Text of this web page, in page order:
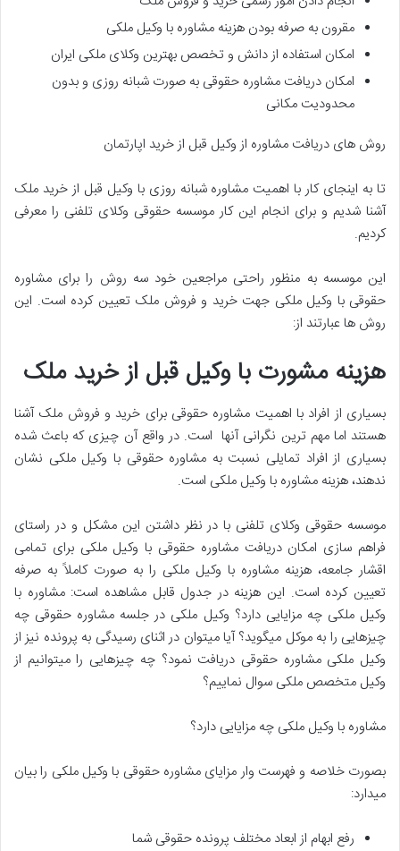
مقرون به صرفه بودن هزینه مشاوره با وکیل ملکی
امکان استفاده از دانش و تخصص بهترین وکلای ملکی ایران
امکان دریافت مشاوره حقوقی به صورت شبانه روزی و بدون
محدودیت مکانی
روش های دریافت مشاوره از وکیل قبل از خرید اپارتمان
تا به اینجای کار با اهمیت مشاوره شبانه روزی با وکیل قبل از خرید ملک
آشنا شدیم و برای انجام این کار موسسه حقوقی وکلای تلفنی را معرفی
کردیم.
این موسسه به منظور راحتی مراجعین خود سه روش را برای مشاوره
حقوقی با وکیل ملکی جهت خرید و فروش ملک تعیین کرده است. این
روش ها عبارتند از:
هزینه مشورت با وکیل قبل از خرید ملک
بسیاری از افراد با اهمیت مشاوره حقوقی برای خرید و فروش ملک آشنا
هستند اما مهم ترین نگرانی آنها است. در واقع آن چیزی که باعث شده
بسیاری از افراد تمایلی نسبت به مشاوره حقوقی با وکیل ملکی نشان
ندهند، هزینه مشاوره با وکیل ملکی است.
موسسه حقوقی وکلای تلفنی با در نظر داشتن این مشکل و در راستای
فراهم سازی امکان دریافت مشاوره حقوقی با وکیل ملکی برای تمامی
اقشار جامعه، هزینه مشاوره با وکیل ملکی را به صورت کاملاً به صرفه
تعیین کرده است. این هزینه در جدول قابل مشاهده است: مشاوره با
وکیل ملکی چه مزایایی دارد؟ وکیل ملکی در جلسه مشاوره حقوقی چه
چیزهایی را به موکل میگوید؟ آیا میتوان در اثنای رسیدگی به پرونده نیز از
وکیل ملکی مشاوره حقوقی دریافت نمود؟ چه چیزهایی را میتوانیم از
وکیل متخصص ملکی سوال نماییم؟
مشاوره با وکیل ملکی چه مزایایی دارد؟
بصورت خلاصه و فهرست وار مزایای مشاوره حقوقی با وکیل ملکی را بیان
میدارد:
رفع ابهام از ابعاد مختلف پرونده حقوقی شما